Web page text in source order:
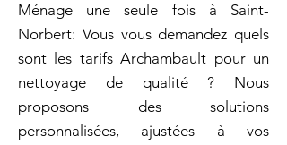
Ménage une seule fois à Saint-
Norbert: Vous vous demandez quels
sont les tarifs Archambault pour un
nettoyage de qualité ? Nous
proposons des solutions
personnalisées, ajustées à vos